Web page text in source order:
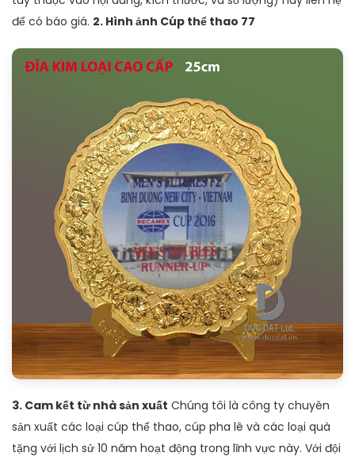
để có báo giá. 2. Hình ảnh Cúp thể thao 77
3. Cam kết từ nhà sản xuất Chúng tôi là công ty chuyên
sản xuất các loại cúp thể thao, cúp pha lê và các loại quà
tặng với lịch sử 10 năm hoạt động trong lĩnh vực này. Với đội